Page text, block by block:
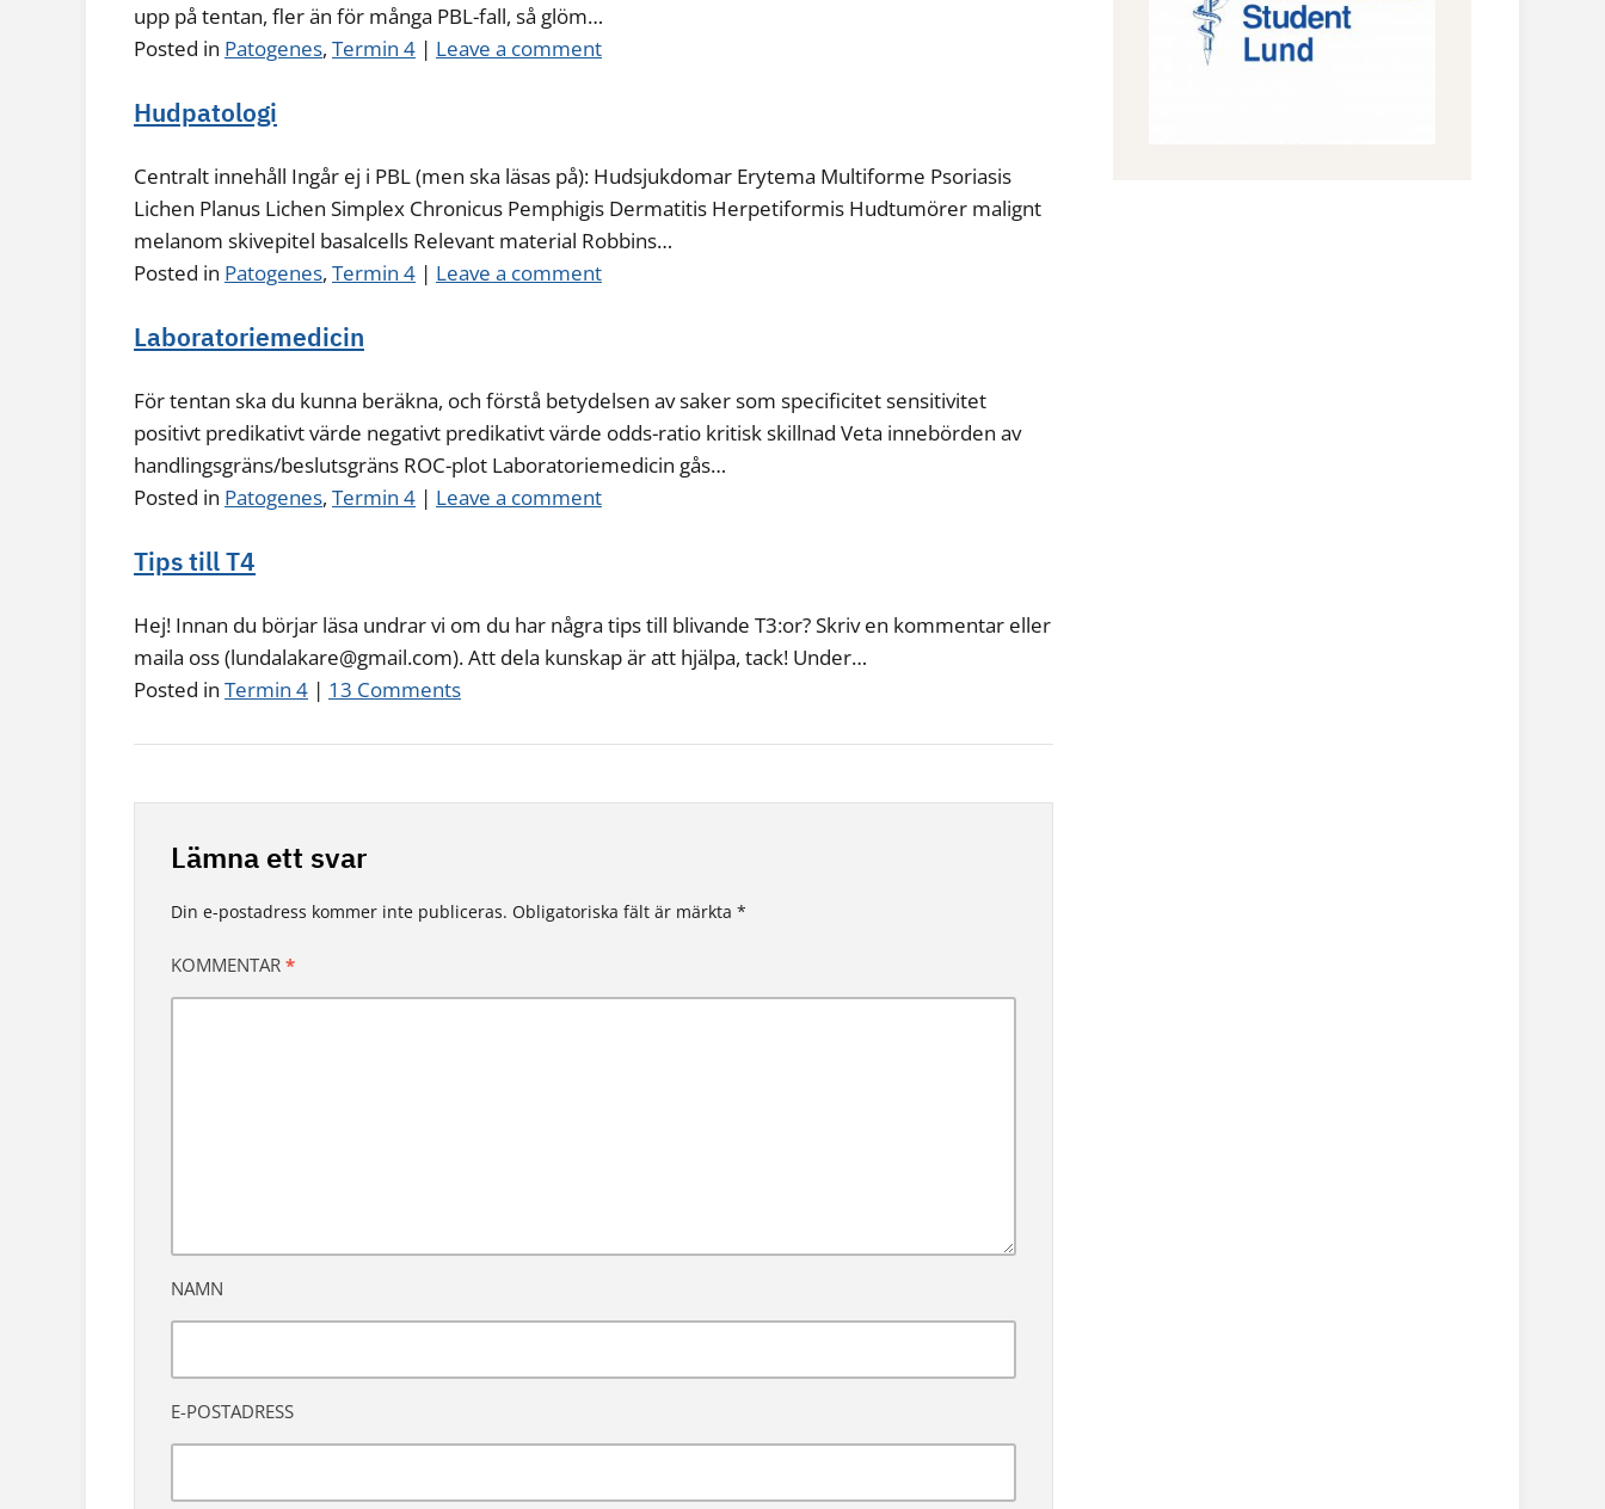
upp på tentan, fler än för många PBL-fall, så glöm…
Posted in Patogenes, Termin 4 | Leave a comment
Hudpatologi
Centralt innehåll Ingår ej i PBL (men ska läsas på): Hudsjukdomar Erytema Multiforme Psoriasis
Lichen Planus Lichen Simplex Chronicus Pemphigis Dermatitis Herpetiformis Hudtumörer malignt
melanom skivepitel basalcells Relevant material Robbins…
Posted in Patogenes, Termin 4 | Leave a comment
Laboratoriemedicin
För tentan ska du kunna beräkna, och förstå betydelsen av saker som specificitet sensitivitet
positivt predikativt värde negativt predikativt värde odds-ratio kritisk skillnad Veta innebörden av
handlingsgräns/beslutsgräns ROC-plot Laboratoriemedicin gås…
Posted in Patogenes, Termin 4 | Leave a comment
Tips till T4
Hej! Innan du börjar läsa undrar vi om du har några tips till blivande T3:or? Skriv en kommentar eller
maila oss (lundalakare@gmail.com). Att dela kunskap är att hjälpa, tack! Under…
Posted in Termin 4 | 13 Comments
Lämna ett svar
Din e-postadress kommer inte publiceras. Obligatoriska fält är märkta *
KOMMENTAR *
NAMN
E-POSTADRESS